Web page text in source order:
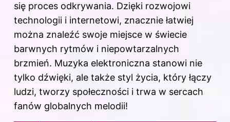
się proces odkrywania. Dzięki rozwojowi
technologii i internetowi, znacznie łatwiej
można znaleźć swoje miejsce w świecie
barwnych rytmów i niepowtarzalnych
brzmień. Muzyka elektroniczna stanowi nie
tylko dźwięki, ale także styl życia, który łączy
ludzi, tworzy społeczności i trwa w sercach
fanów globalnych melodii!